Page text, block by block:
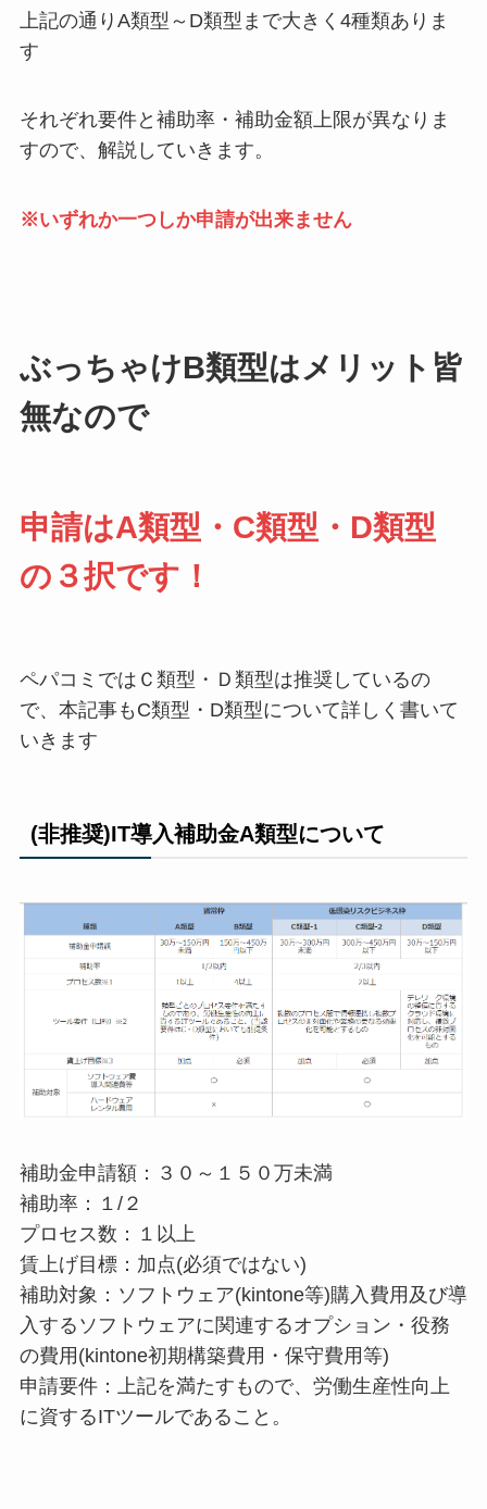
上記の通りA類型～D類型まで大きく4種類ありま
す
それぞれ要件と補助率・補助金額上限が異なりま
すので、解説していきます。
※いずれか一つしか申請が出来ません
ぶっちゃけB類型はメリット皆
無なので
申請はA類型・C類型・D類型
の３択です！
ペパコミではＣ類型・Ｄ類型は推奨しているの
で、本記事もC類型・D類型について詳しく書いて
いきます
(非推奨)IT導入補助金A類型について
補助金申請額：３０～１５０万未満
補助率：１/２
プロセス数：１以上
賃上げ目標：加点(必須ではない)
補助対象：ソフトウェア(kintone等)購入費用及び導
入するソフトウェアに関連するオプション・役務
の費用(kintone初期構築費用・保守費用等)
申請要件：上記を満たすもので、労働生産性向上
に資するITツールであること。